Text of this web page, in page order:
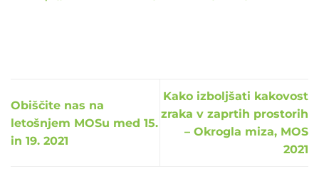
Obiščite nas na
letošnjem MOSu med 15.
in 19. 2021
Kako izboljšati kakovost
zraka v zaprtih prostorih
– Okrogla miza, MOS
2021